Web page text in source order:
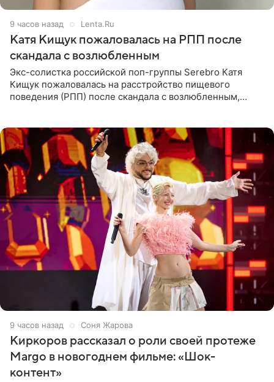
9 часов назад Lenta.Ru
Катя Кищук пожаловалась на РПП после
скандала с возлюбленным
Экс-солистка российской поп-группы Serebro Катя
Кищук пожаловалась на расстройство пищевого
поведения (РПП) после скандала с возлюбленным,
9 часов назад Соня Жарова
Киркоров рассказал о роли своей протеже
Margo в новогоднем фильме: «Шок-
контент»